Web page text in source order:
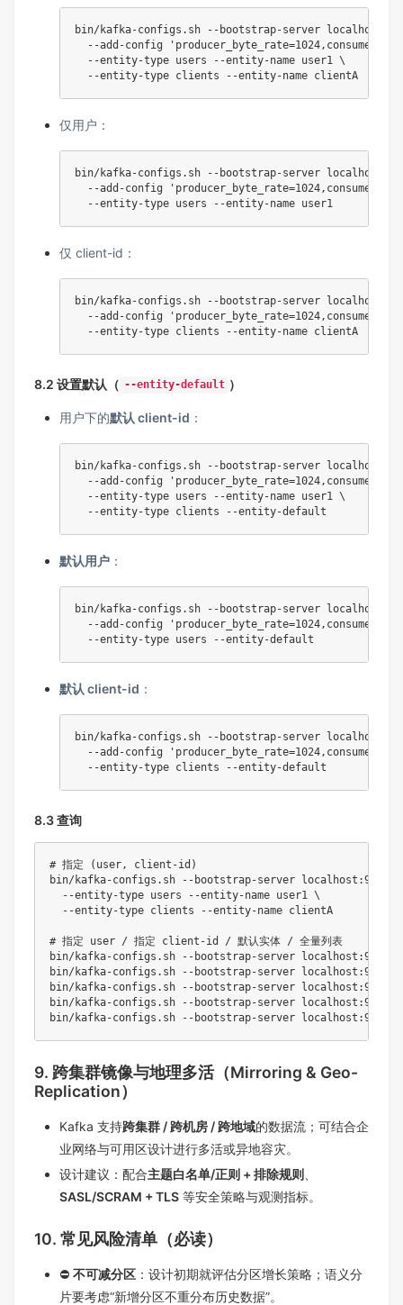
bin/kafka-configs.sh --bootstrap-server
  --add-config
  --entity-type
users --entity-name user1 \
仅用户：
bin/kafka-configs.sh --bootstrap-server
  --add-config
  --entity-type
users
仅 client-id：
bin/kafka-configs.sh --bootstrap-server
  --add-config
8.2 设置默认（ --entity-default ）
用户下的默认 client-id ：
bin/kafka-configs.sh --bootstrap-server
  --add-config
  --entity-type
users --entity-name user1 \
默认用户 ：
bin/kafka-configs.sh --bootstrap-server
  --add-config
  --entity-type
users
默认 client-id ：
bin/kafka-configs.sh --bootstrap-server
  --add-config
8.3 查询
# 指定 (user, client-id)
bin/kafka-configs.sh --bootstrap-server localhost:9092
  --entity-type
users --entity-name user1 \
  --entity-type clients --entity-name clientA
# 指定 user / 指定 client-id / 默认实体 / 全量列表
bin/kafka-configs.sh --bootstrap-server
bin/kafka-configs.sh --bootstrap-server
bin/kafka-configs.sh --bootstrap-server
bin/kafka-configs.sh --bootstrap-server
bin/kafka-configs.sh --bootstrap-server
9. 跨集群镜像与地理多活（Mirroring & Geo-
Replication）
Kafka 支持跨集群 / 跨机房 / 跨地域的数据流；可结合企
业网络与可用区设计进行多活或异地容灾。
设计建议：配合主题白名单/正则 + 排除规则
SASL/SCRAM + TLS 等安全策略与观测指标。
10. 常见风险清单（必读）
⛔ 不可减分区 ：设计初期就评估分区增长策略；语义分
片要考虑“新增分区不重分布历史数据”。